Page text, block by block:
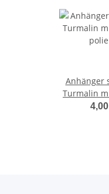
Anhänger
Turmalin
poliert,